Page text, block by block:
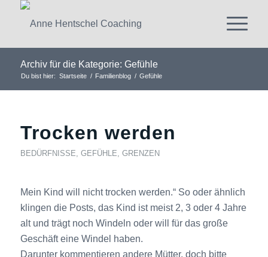
Archiv für die Kategorie: Gefühle
Du bist hier: Startseite / Familienblog / Gefühle
Trocken werden
BEDÜRFNISSE, GEFÜHLE, GRENZEN
Mein Kind will nicht trocken werden.“ So oder ähnlich
klingen die Posts, das Kind ist meist 2, 3 oder 4 Jahre
alt und trägt noch Windeln oder will für das große
Geschäft eine Windel haben.
Darunter kommentieren andere Mütter, doch bitte